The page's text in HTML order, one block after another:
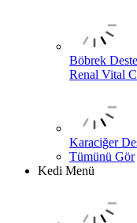
Böbrek
Renal Vital
Karaciğer
Tümünü Gör
Kedi Menü